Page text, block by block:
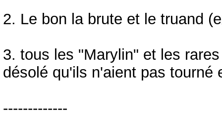
2. Le bon la brute et le truand
3. tous les "Marylin" et les
désolé qu'ils n'aient pas
-------------